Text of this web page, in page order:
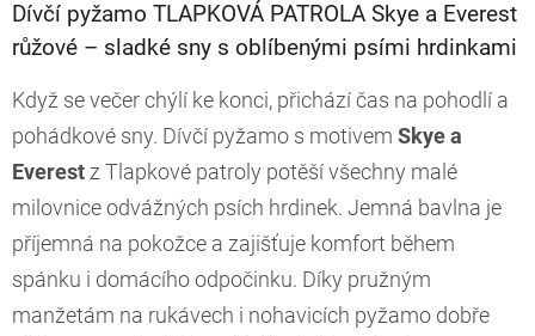
Dívčí pyžamo TLAPKOVÁ PATROLA Skye a Everest
růžové – sladké sny s oblíbenými psími hrdinkami
Když se večer chýlí ke konci, přichází čas na pohodlí a
pohádkové sny. Dívčí pyžamo s motivem Skye a
Everest z Tlapkové patroly potěší všechny malé
milovnice odvážných psích hrdinek. Jemná bavlna je
příjemná na pokožce a zajišťuje komfort během
spánku i domácího odpočinku. Díky pružným
manžetám na rukávech i nohavicích pyžamo dobře